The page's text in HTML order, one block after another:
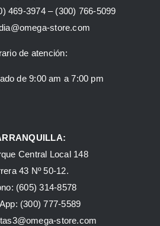
469-3974 – (300) 766-5099
store.com
de atención:
de 9:00 am a 7:00 pm
Central Local 148
43 Nº 50-12.
(605) 314-8578
(300) 777-5589
store.com